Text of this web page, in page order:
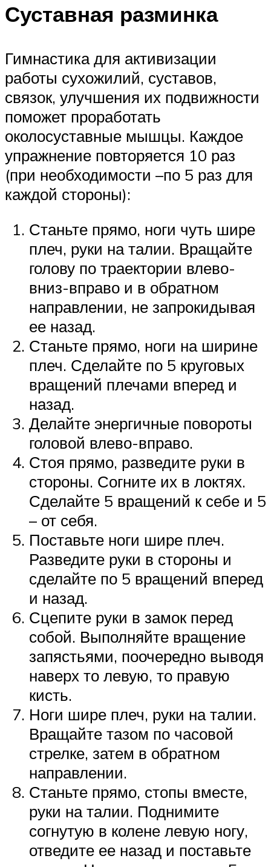
Суставная разминка
Гимнастика для активизации
работы сухожилий, суставов,
связок, улучшения их подвижности
поможет проработать
околосуставные мышцы. Каждое
упражнение повторяется 10 раз
(при необходимости –по 5 раз для
каждой стороны):
Станьте прямо, ноги чуть шире
плеч, руки на талии. Вращайте
голову по траектории влево-
вниз-вправо и в обратном
направлении, не запрокидывая
ее назад.
Станьте прямо, ноги на ширине
плеч. Сделайте по 5 круговых
вращений плечами вперед и
назад.
Делайте энергичные повороты
головой влево-вправо.
Стоя прямо, разведите руки в
стороны. Согните их в локтях.
Сделайте 5 вращений к себе и 5
– от себя.
Поставьте ноги шире плеч.
Разведите руки в стороны и
сделайте по 5 вращений вперед
и назад.
Сцепите руки в замок перед
собой. Выполняйте вращение
запястьями, поочередно выводя
наверх то левую, то правую
кисть.
Ноги шире плеч, руки на талии.
Вращайте тазом по часовой
стрелке, затем в обратном
направлении.
Станьте прямо, стопы вместе,
руки на талии. Поднимите
согнутую в колене левую ногу,
отведите ее назад и поставьте